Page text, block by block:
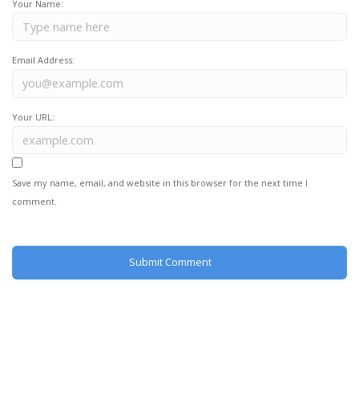
Your Name:
Email Address:
Your URL:
Save my name, email, and website in this browser for the next time I
comment.